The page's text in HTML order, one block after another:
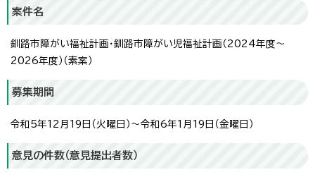
案件名
釧路市障がい福祉計画・釧路市障がい児福祉計画（2024年度～
2026年度）（素案）
募集期間
令和5年12月19日（火曜日）～令和6年1月19日（金曜日）
意見の件数（意見提出者数）